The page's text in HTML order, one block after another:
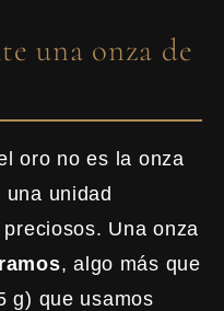
una onza de
oro no es la onza
una unidad
Una onza
, algo más que
g) que usamos